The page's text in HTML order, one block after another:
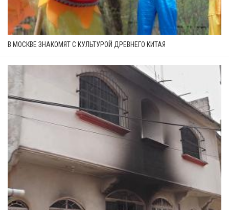
В МОСКВЕ ЗНАКОМЯТ С КУЛЬТУРОЙ ДРЕВНЕГО КИТАЯ